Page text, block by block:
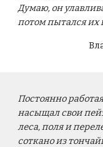
Думаю, он
потом пытался их
Постоянно
насыщал свои
леса, поля и
соткано из